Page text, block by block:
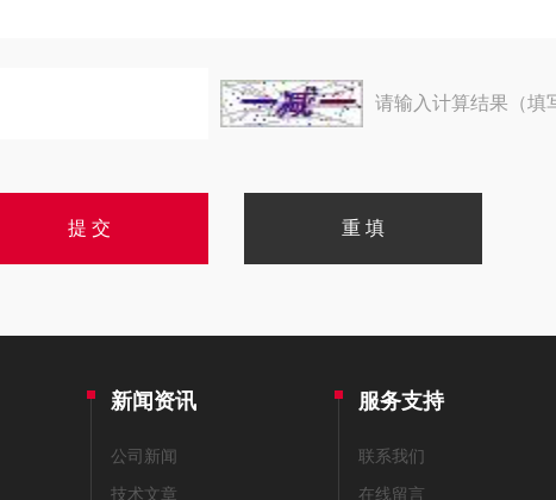
请输入计算结果（填
新闻资讯
公司新闻
技术文章
服务支持
联系我们
在线留言